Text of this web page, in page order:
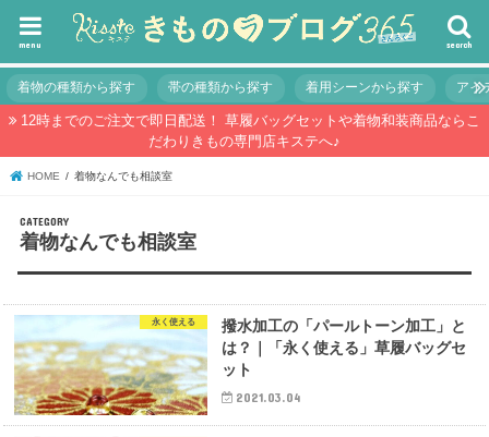
search
menu
着物の種類から探す 帯の種類から探す 着用シーンから探す アイ
12時までのご注文で即日配送！ 草履バッグセットや着物和装商品ならこ
だわりきもの専門店キステへ♪
HOME 着物なんでも相談室
着物なんでも相談室
永く使える
撥水加工の「パールトーン加工」と
は？｜「永く使える」草履バッグセ
ット
2021.03.04